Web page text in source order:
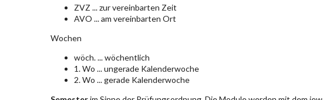
ZVZ ... zur vereinbarten Zeit
AVO ... am vereinbarten Ort
Wochen
wöch. ... wöchentlich
1. Wo ... ungerade Kalenderwoche
2. Wo ... gerade Kalenderwoche